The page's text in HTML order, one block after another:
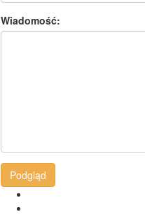
Wiadomość:
Podgląd